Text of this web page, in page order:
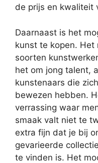
de prijs en kwaliteit
Daarnaast is het
kunst te kopen. Het
soorten
het om jong talent,
kunstenaars die
bewezen hebben.
verrassing waar
smaak valt niet te
extra fijn dat je bij
gevarieerde
te vinden is. Het